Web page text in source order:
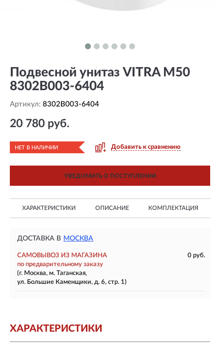
Подвесной унитаз VITRA M50
8302B003-6404
Артикул: 8302B003-6404
20 780 руб.
НЕТ В НАЛИЧИИ Добавить к сравнению
УВЕДОМИТЬ О ПОСТУПЛЕНИИ
ХАРАКТЕРИСТИКИ ОПИСАНИЕ КОМПЛЕКТАЦИЯ
ДОСТАВКА В МОСКВА
САМОВЫВОЗ ИЗ МАГАЗИНА
0 руб.
по предварительному заказу
(г. Москва, м. Таганская,
ул. Большие Каменщики, д. 6, стр. 1)
ХАРАКТЕРИСТИКИ